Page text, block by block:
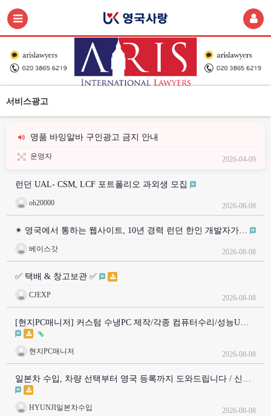
서비스광고
명품 바잉알바 구인광고 금지 안내
운영자 2026-04-09
런던 UAL- CSM, LCF 포트폴리오 과외생 모집
oh20000 2026-08-08
✴ 영국에서 통하는 웹사이트, 10년 경력 런던 한인 개발자가…
베이스갓 2026-08-08
✅ 택배 & 창고보관 ✅
CJEXP 2026-08-08
[현지PC매니저] 커스텀 수냉PC 제작/각종 컴퓨터수리/성능U…
현지PC매니저 2026-08-08
일본차 수입, 차량 선택부터 영국 등록까지 도와드립니다 / 신…
HYUNJI일본차수입 2026-08-08